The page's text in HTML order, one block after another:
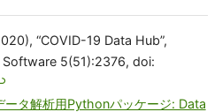
“COVID-19 Data Hub”,
5(51):2376, doi:
タ解析用Pythonパッケージ: Data